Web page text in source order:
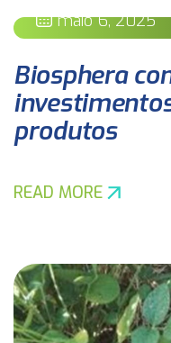
maio 6, 2025
Biosphera
produtos
READ MORE